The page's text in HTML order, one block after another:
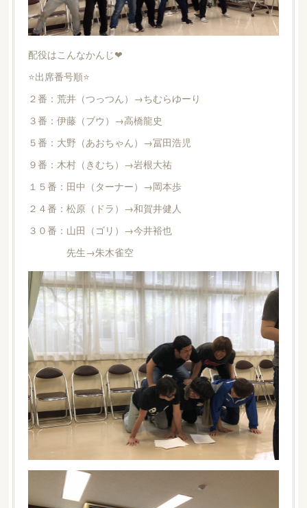
配役はこんなかんじ❤
⭐️出席番号順⭐️
２番：荒井（つっつん）→ちむらゆーり
３番：伊藤（ブウ）→高橋龍史
５番：大野（あおちゃん）→冨田浩児
９番：木村（きむち）→岩根大祐
１５番：田中（ターナー）→岡本歩
２４番：松原（ドラ）→和賀井健人
３０番：山田（ゴリ）→今井裕也
先生→朱木雀空